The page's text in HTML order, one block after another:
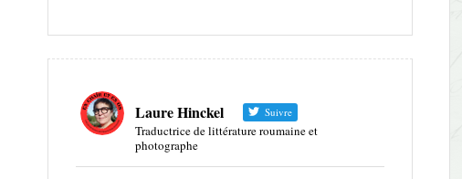
Laure Hinckel Suivre
Traductrice de littérature roumaine et
photographe